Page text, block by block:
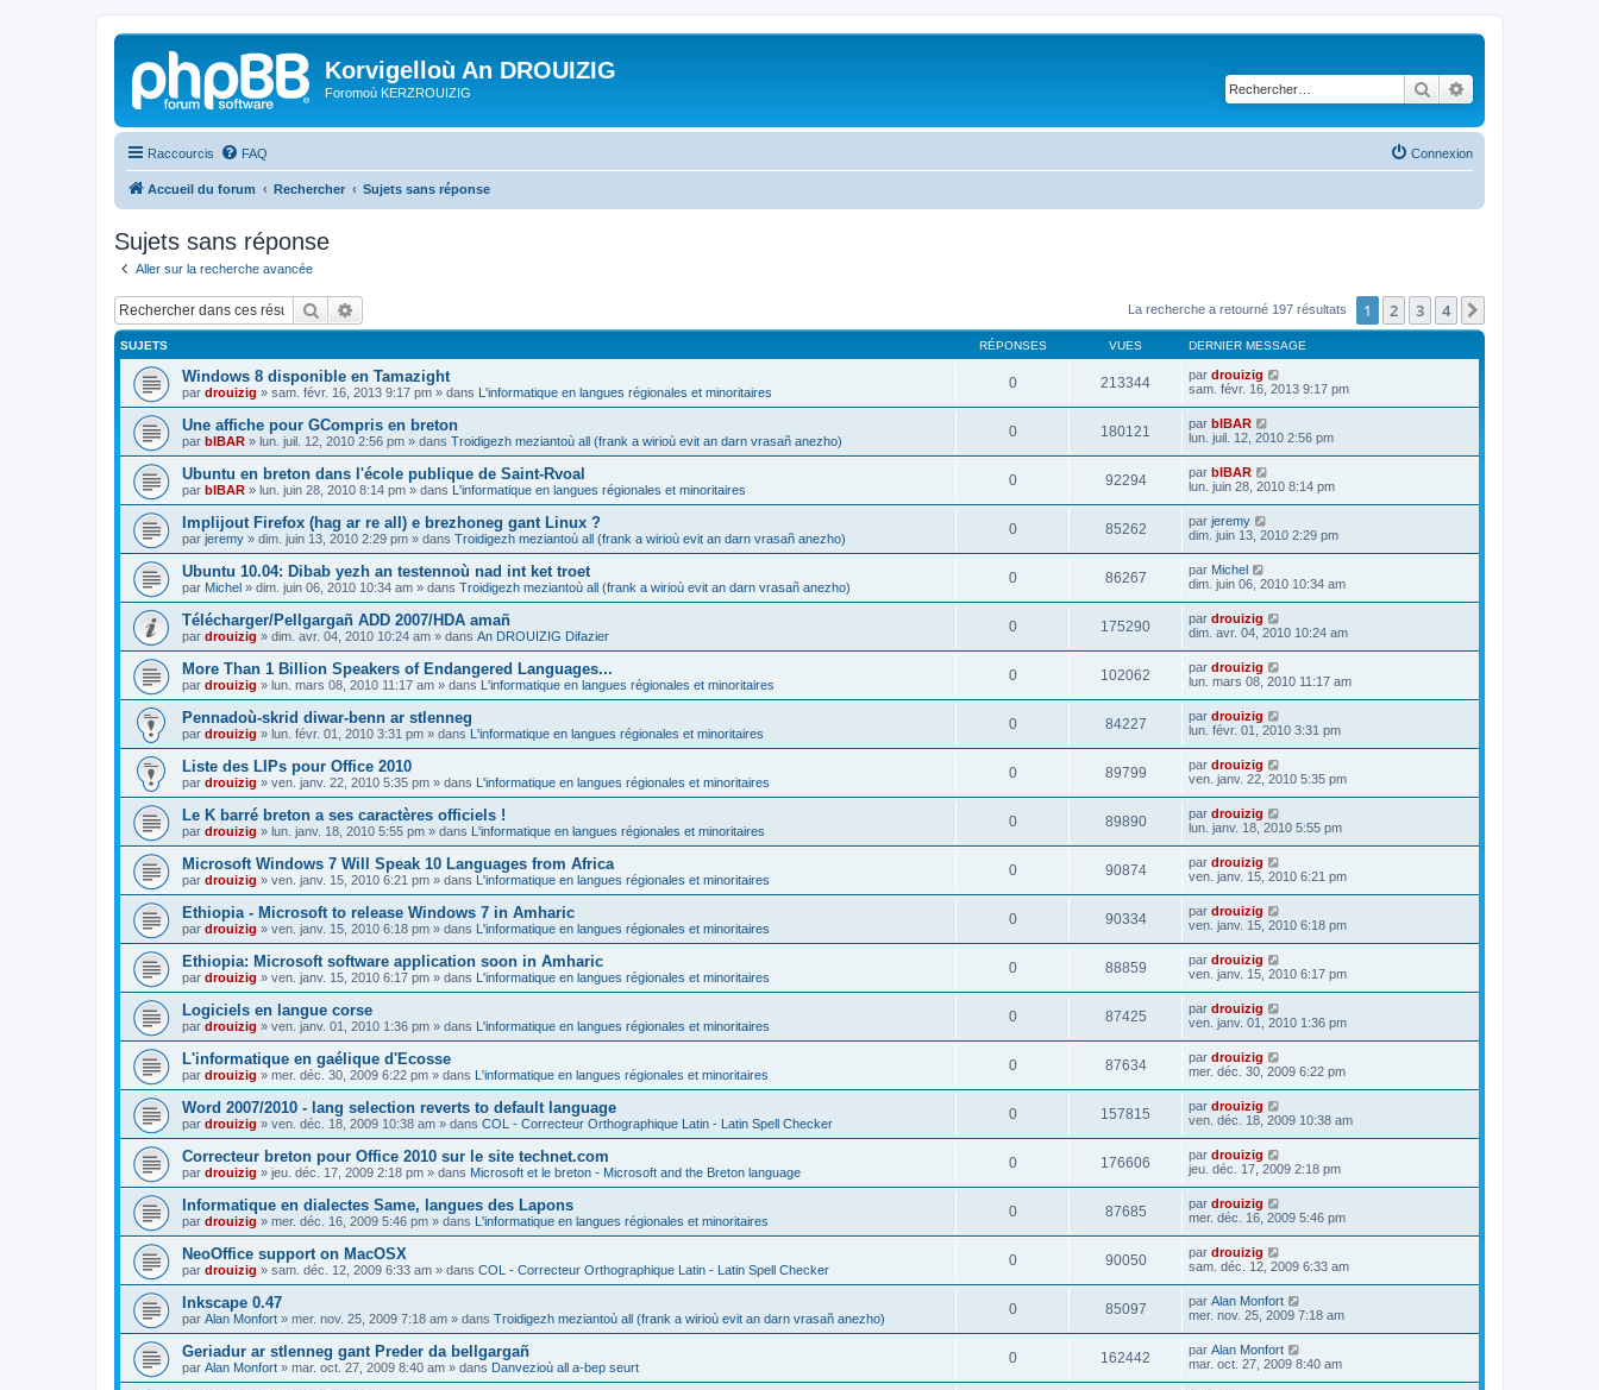
Korvigelloù An DROUIZIG
Foromoù KERZROUIZIG Rechercher
Raccourcis FAQ Connexion
Accueil du forum Rechercher Sujets sans réponse
Sujets sans réponse
Aller sur la recherche avancée
Rechercher La recherche a retourné 197 résultats 1 2 3 4
SUJETS RÉPONSES VUES DERNIER MESSAGE
Windows 8 disponible en Tamazight
par drouizig » sam. févr. 16, 2013 9:17 pm » dans L'informatique en langues régionales et minoritaires
0 213344 par drouizig
sam. févr. 16, 2013 9:17 pm
Une affiche pour GCompris en breton
par bIBAR » lun. juil. 12, 2010 2:56 pm » dans Troidigezh meziantoù all (frank a wirioù evit an darn vrasañ anezho)
0 180121 par bIBAR
lun. juil. 12, 2010 2:56 pm
Ubuntu en breton dans l'école publique de Saint-Rvoal
par bIBAR » lun. juin 28, 2010 8:14 pm » dans L'informatique en langues régionales et minoritaires
0 92294 par bIBAR
lun. juin 28, 2010 8:14 pm
Implijout Firefox (hag ar re all) e brezhoneg gant Linux ?
par jeremy » dim. juin 13, 2010 2:29 pm » dans Troidigezh meziantoù all (frank a wirioù evit an darn vrasañ anezho)
0 85262 par jeremy
dim. juin 13, 2010 2:29 pm
Ubuntu 10.04: Dibab yezh an testennoù nad int ket troet
par Michel » dim. juin 06, 2010 10:34 am » dans Troidigezh meziantoù all (frank a wirioù evit an darn vrasañ anezho)
0 86267 par Michel
dim. juin 06, 2010 10:34 am
Télécharger/Pellgargañ ADD 2007/HDA amañ
par drouizig » dim. avr. 04, 2010 10:24 am » dans An DROUIZIG Difazier
0 175290 par drouizig
dim. avr. 04, 2010 10:24 am
More Than 1 Billion Speakers of Endangered Languages...
par drouizig » lun. mars 08, 2010 11:17 am » dans L'informatique en langues régionales et minoritaires
0 102062 par drouizig
lun. mars 08, 2010 11:17 am
Pennadoù-skrid diwar-benn ar stlenneg
par drouizig » lun. févr. 01, 2010 3:31 pm » dans L'informatique en langues régionales et minoritaires
0 84227 par drouizig
lun. févr. 01, 2010 3:31 pm
Liste des LIPs pour Office 2010
par drouizig » ven. janv. 22, 2010 5:35 pm » dans L'informatique en langues régionales et minoritaires
0 89799 par drouizig
ven. janv. 22, 2010 5:35 pm
Le K barré breton a ses caractères officiels !
par drouizig » lun. janv. 18, 2010 5:55 pm » dans L'informatique en langues régionales et minoritaires
0 89890 par drouizig
lun. janv. 18, 2010 5:55 pm
Microsoft Windows 7 Will Speak 10 Languages from Africa
par drouizig » ven. janv. 15, 2010 6:21 pm » dans L'informatique en langues régionales et minoritaires
0 90874 par drouizig
ven. janv. 15, 2010 6:21 pm
Ethiopia - Microsoft to release Windows 7 in Amharic
par drouizig » ven. janv. 15, 2010 6:18 pm » dans L'informatique en langues régionales et minoritaires
0 90334 par drouizig
ven. janv. 15, 2010 6:18 pm
Ethiopia: Microsoft software application soon in Amharic
par drouizig » ven. janv. 15, 2010 6:17 pm » dans L'informatique en langues régionales et minoritaires
0 88859 par drouizig
ven. janv. 15, 2010 6:17 pm
Logiciels en langue corse
par drouizig » ven. janv. 01, 2010 1:36 pm » dans L'informatique en langues régionales et minoritaires
0 87425 par drouizig
ven. janv. 01, 2010 1:36 pm
L'informatique en gaélique d'Ecosse
par drouizig » mer. déc. 30, 2009 6:22 pm » dans L'informatique en langues régionales et minoritaires
0 87634 par drouizig
mer. déc. 30, 2009 6:22 pm
Word 2007/2010 - lang selection reverts to default language
par drouizig » ven. déc. 18, 2009 10:38 am » dans COL - Correcteur Orthographique Latin - Latin Spell Checker
0 157815 par drouizig
ven. déc. 18, 2009 10:38 am
Correcteur breton pour Office 2010 sur le site technet.com
par drouizig » jeu. déc. 17, 2009 2:18 pm » dans Microsoft et le breton - Microsoft and the Breton language
0 176606 par drouizig
jeu. déc. 17, 2009 2:18 pm
Informatique en dialectes Same, langues des Lapons
par drouizig » mer. déc. 16, 2009 5:46 pm » dans L'informatique en langues régionales et minoritaires
0 87685 par drouizig
mer. déc. 16, 2009 5:46 pm
NeoOffice support on MacOSX
par drouizig » sam. déc. 12, 2009 6:33 am » dans COL - Correcteur Orthographique Latin - Latin Spell Checker
0 90050 par drouizig
sam. déc. 12, 2009 6:33 am
Inkscape 0.47
par Alan Monfort » mer. nov. 25, 2009 7:18 am » dans Troidigezh meziantoù all (frank a wirioù evit an darn vrasañ anezho)
0 85097 par Alan Monfort
mer. nov. 25, 2009 7:18 am
Geriadur ar stlenneg gant Preder da bellgargañ
par Alan Monfort » mar. oct. 27, 2009 8:40 am » dans Danvezioù all a-bep seurt
0 162442 par Alan Monfort
mar. oct. 27, 2009 8:40 am